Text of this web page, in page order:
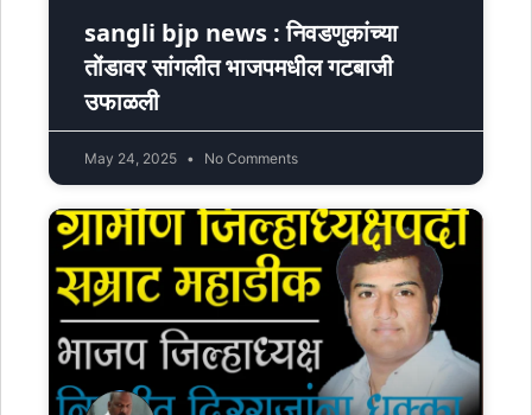
sangli bjp news : निवडणुकांच्या
तोंडावर सांगलीत भाजपमधील गटबाजी
उफाळली
May 24, 2025 No Comments